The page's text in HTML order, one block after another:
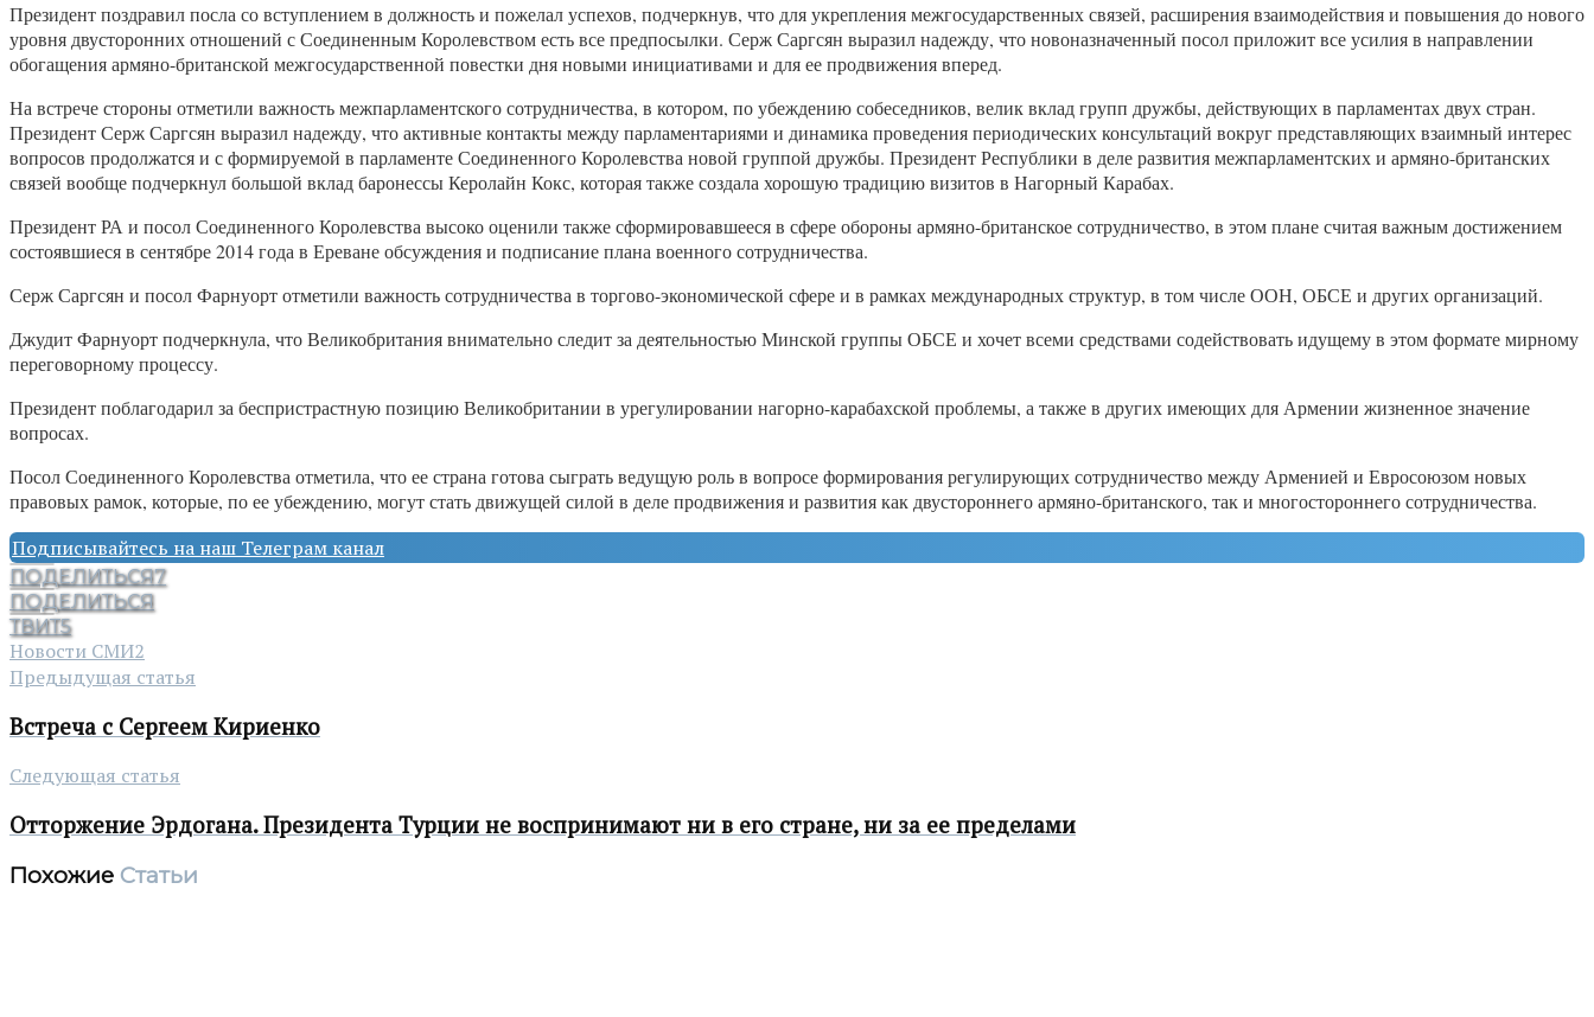
Президент поздравил посла со вступлением в должность и пожелал успехов, подчеркнув, что для укрепления межгосударственных связей, расширения взаимодействия и повышения до нового
уровня двусторонних отношений с Соединенным Королевством есть все предпосылки. Серж Саргсян выразил надежду, что новоназначенный посол приложит все усилия в направлении
обогащения армяно-британской межгосударственной повестки дня новыми инициативами и для ее продвижения вперед.
На встрече стороны отметили важность межпарламентского сотрудничества, в котором, по убеждению собеседников, велик вклад групп дружбы, действующих в парламентах двух стран.
Президент Серж Саргсян выразил надежду, что активные контакты между парламентариями и динамика проведения периодических консультаций вокруг представляющих взаимный интерес
вопросов продолжатся и с формируемой в парламенте Соединенного Королевства новой группой дружбы. Президент Республики в деле развития межпарламентских и армяно-британских
связей вообще подчеркнул большой вклад баронессы Керолайн Кокс, которая также создала хорошую традицию визитов в Нагорный Карабах.
Президент РА и посол Соединенного Королевства высоко оценили также сформировавшееся в сфере обороны армяно-британское сотрудничество, в этом плане считая важным достижением
состоявшиеся в сентябре 2014 года в Ереване обсуждения и подписание плана военного сотрудничества.
Серж Саргсян и посол Фарнуорт отметили важность сотрудничества в торгово-экономической сфере и в рамках международных структур, в том числе ООН, ОБСЕ и других организаций.
Джудит Фарнуорт подчеркнула, что Великобритания внимательно следит за деятельностью Минской группы ОБСЕ и хочет всеми средствами содействовать идущему в этом формате мирному
переговорному процессу.
Президент поблагодарил за беспристрастную позицию Великобритании в урегулировании нагорно-карабахской проблемы, а также в других имеющих для Армении жизненное значение
вопросах.
Посол Соединенного Королевства отметила, что ее страна готова сыграть ведущую роль в вопросе формирования регулирующих сотрудничество между Арменией и Евросоюзом новых
правовых рамок, которые, по ее убеждению, могут стать движущей силой в деле продвижения и развития как двустороннего армяно-британского, так и многостороннего сотрудничества.
Подписывайтесь на наш Телеграм канал
ПОДЕЛИТЬСЯ7
ПОДЕЛИТЬСЯ
ТВИТ5
Новости СМИ2
Предыдущая статья
Встреча с Сергеем Кириенко
Следующая статья
Отторжение Эрдогана. Президента Турции не воспринимают ни в его стране, ни за ее пределами
Похожие Статьи